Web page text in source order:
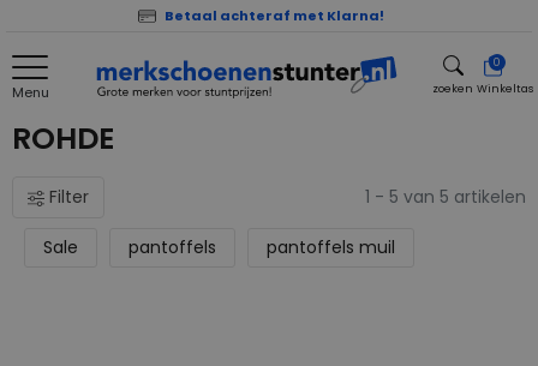
Betaal achteraf met Klarna!
Menu zoeken
0
Winkeltas
ROHDE
Filter 1 - 5 van 5 artikelen
Sale pantoffels pantoffels muil